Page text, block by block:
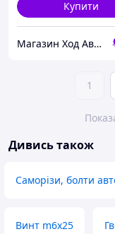
Купити
Магазин Ход Авто
1
Дивись також
Саморізи, болти
Винт m6x25